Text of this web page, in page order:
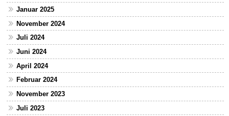
Januar 2025
November 2024
Juli 2024
Juni 2024
April 2024
Februar 2024
November 2023
Juli 2023